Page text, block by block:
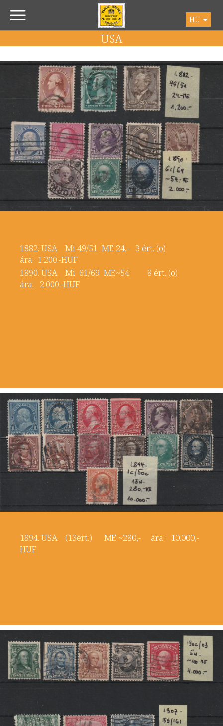
HU
USA
1882. USA Mi 49/51 ME 24,- 3 ért. (o)
ára: 1.200.-HUF
1890. USA Mi 61/69 ME~54 8 ért. (o)
ára: 2.000.-HUF
1894. USA (13ért.) ME ~280,- ára: 10.000,-
HUF